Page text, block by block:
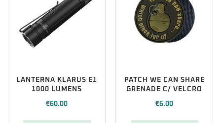
LANTERNA KLARUS E1
1000 LUMENS
€60.00
PATCH WE CAN SHARE
GRENADE C/ VELCRO
€6.00